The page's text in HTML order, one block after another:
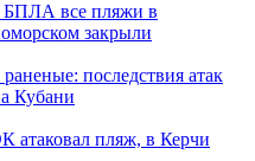
БПЛА все пляжи в
закрыли
последствия атак
Кубани
атаковал пляж, в Керчи